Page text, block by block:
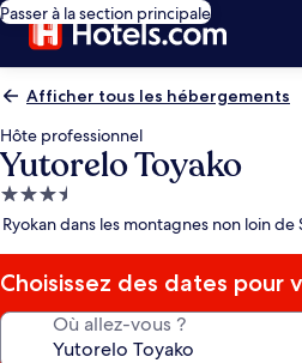
Passer à la section principale
Afficher tous les hébergements
Hôte professionnel
Yutorelo Toyako
Hébergement
3.5 étoiles
Ryokan dans les montagnes non loin
Choisissez des dates pour
Où allez-vous ?